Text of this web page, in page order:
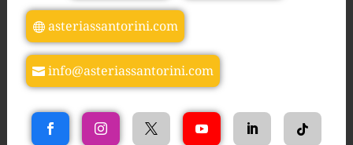
asteriassantorini.com
info@asteriassantorini.com